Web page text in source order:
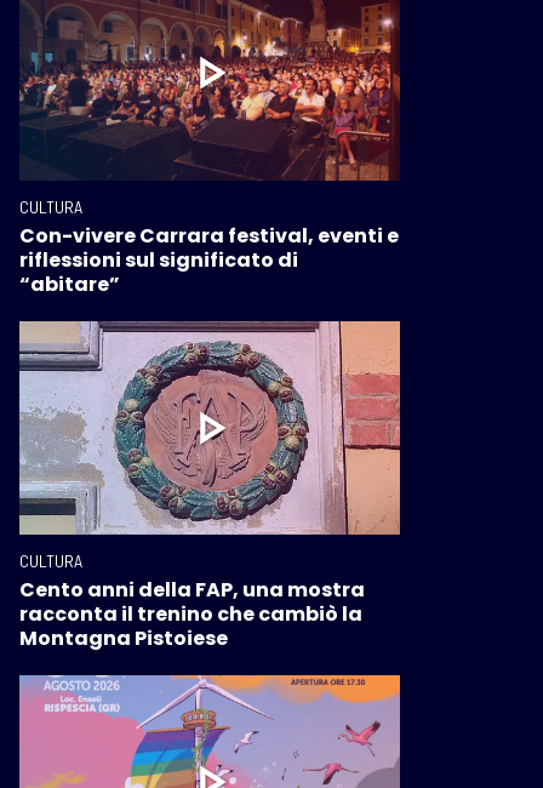
CULTURA
Con-vivere Carrara festival, eventi e
riflessioni sul significato di
“abitare”
CULTURA
Cento anni della FAP, una mostra
racconta il trenino che cambiò la
Montagna Pistoiese